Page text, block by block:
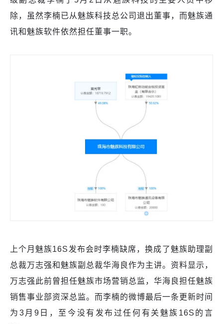
除，虽然李楠已从魅族科技总公司退出董事，而魅族通
讯和魅族软件依然担任董事一职。
上个月魅族16S发布会时李楠缺席，换成了魅族助理副
总裁万志强和魅族副总裁华海良作为主讲。资料显示，
万志强此前曾担任魅族市场营销总监，华海良担任魅族
销售事业部资深总监。而李楠的微博最后一条更新时间
为3月9日，至今没有发布过任何有关魅族16S的言